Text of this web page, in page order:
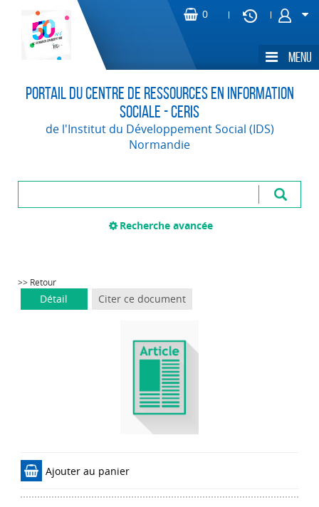
Portail du Centre de Ressources en Information
Sociale - CERIS
de l'Institut du Développement Social (IDS)
Normandie
Recherche avancée
>> Retour
Détail Citer ce document
Ajouter au panier